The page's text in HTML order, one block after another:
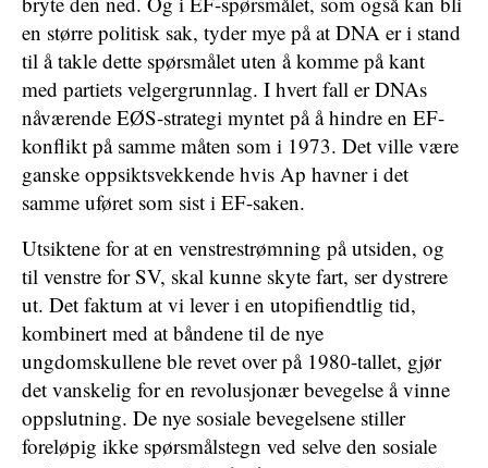
en større politisk sak, tyder mye på at DNA er i stand
til å takle dette spørsmålet uten å komme på kant
med partiets velgergrunnlag. I hvert fall er DNAs
nåværende EØS-strategi myntet på å hindre en EF-
konflikt på samme måten som i 1973. Det ville være
ganske oppsiktsvekkende hvis Ap havner i det
samme uføret som sist i EF-saken.
Utsiktene for at en venstrestrømning på utsiden, og
til venstre for SV, skal kunne skyte fart, ser dystrere
ut. Det faktum at vi lever i en utopifiendtlig tid,
kombinert med at båndene til de nye
ungdomskullene ble revet over på 1980-tallet, gjør
det vanskelig for en revolusjonær bevegelse å vinne
oppslutning. De nye sosiale bevegelsene stiller
foreløpig ikke spørsmålstegn ved selve den sosiale